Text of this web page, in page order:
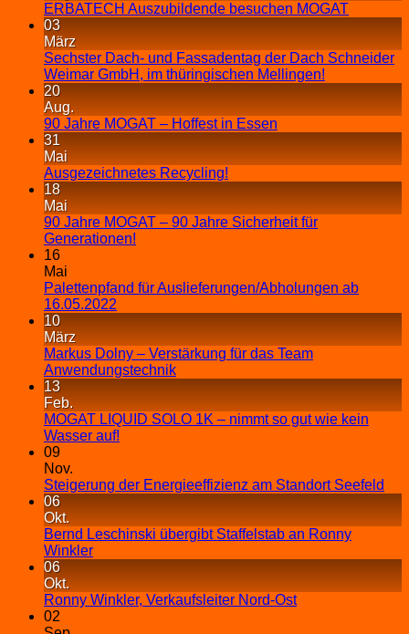
ERBATECH Auszubildende besuchen MOGAT
03
März
Sechster Dach- und Fassadentag der Dach Schneider
Weimar GmbH, im thüringischen Mellingen!
20
Aug.
90 Jahre MOGAT – Hoffest in Essen
31
Mai
Ausgezeichnetes Recycling!
18
Mai
90 Jahre MOGAT – 90 Jahre Sicherheit für
Generationen!
16
Mai
Palettenpfand für Auslieferungen/Abholungen ab
16.05.2022
10
März
Markus Dolny – Verstärkung für das Team
Anwendungstechnik
13
Feb.
MOGAT LIQUID SOLO 1K – nimmt so gut wie kein
Wasser auf!
09
Nov.
Steigerung der Energieeffizienz am Standort Seefeld
06
Okt.
Bernd Leschinski übergibt Staffelstab an Ronny
Winkler
06
Okt.
Ronny Winkler, Verkaufsleiter Nord-Ost
02